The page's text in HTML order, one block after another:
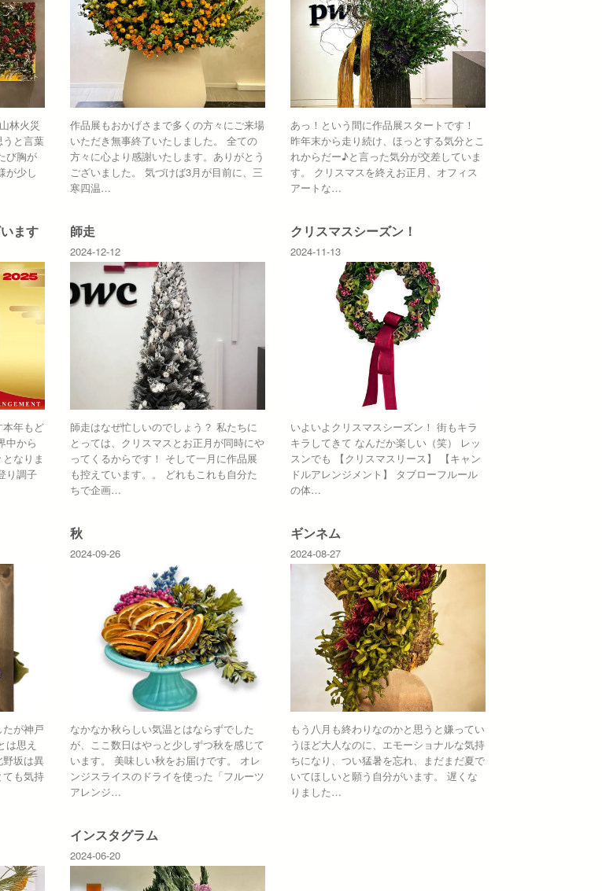
林火災
うと言葉
び胸が
が少し
作品展もおかげさまで多くの方々にご来場
いただき無事終了いたしました。 全ての
方々に心より感謝いたします。ありがとう
ございました。 気づけば3月が目前に、三
寒四温…
あっ！という間に作品展スタートです！
昨年末から走り続け、ほっとする気分とこ
れからだー♪と言った気分が交差していま
す。 クリスマスを終えお正月、オフィス
アートな…
ます
年もど
中から
なりま
り調子
師走
2024-12-12
師走はなぜ忙しいのでしょう？ 私たちに
とっては、クリスマスとお正月が同時にや
ってくるからです！ そして一月に作品展
も控えています。。 どれもこれも自分た
ちで企画…
クリスマスシーズン！
2024-11-13
いよいよクリスマスシーズン！ 街もキラ
キラしてきて なんだか楽しい（笑） レッ
スンでも 【クリスマスリース】 【キャン
ドルアレンジメント】 タブローフルール
の体…
が神戸
は思え
野坂は異
ても気持
秋
2024-09-26
なかなか秋らしい気温とはならずでした
が、ここ数日はやっと少しずつ秋を感じて
います。 美味しい秋をお届けです。 オレ
ンジスライスのドライを使った「フルーツ
アレンジ…
ギンネム
2024-08-27
もう八月も終わりなのかと思うと嫌ってい
うほど大人なのに、エモーショナルな気持
ちになり、つい猛暑を忘れ、まだまだ夏で
いてほしいと願う自分がいます。 遅くな
りました…
インスタグラム
2024-06-20